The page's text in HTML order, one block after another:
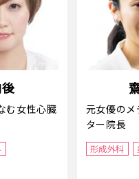
む女性心臓
元女優のメ
ター院長
形成外科